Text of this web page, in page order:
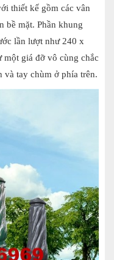
thiết kế gồm các vân
bề mặt. Phần khung
lần lượt như 240 x
giá đỡ vô cùng chắc
và tay chùm ở phía trên.